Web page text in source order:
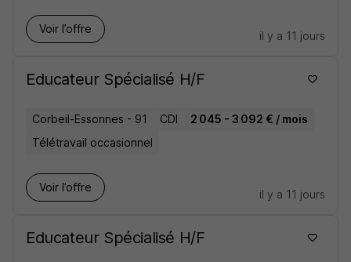
Voir l’offre
il y a 11 jours
Educateur Spécialisé H/F
Corbeil-Essonnes - 91 CDI
2 045 - 3 092 € / mois
Télétravail occasionnel
Voir l’offre
il y a 11 jours
Educateur Spécialisé H/F